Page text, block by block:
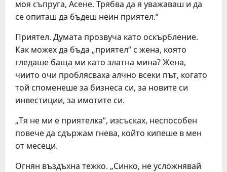
моя съпруга, Асене. Трябва да я уважаваш и да
се опиташ да бъдеш неин приятел.“
Приятел. Думата прозвуча като оскърбление.
Как можех да бъда „приятел“ с жена, която
гледаше баща ми като златна мина? Жена,
чиито очи проблясваха алчно всеки път, когато
той споменеше за бизнеса си, за новите си
инвестиции, за имотите си.
„Тя не ми е приятелка“, изсъсках, неспособен
повече да сдържам гнева, който кипеше в мен
от месеци.
Огнян въздъхна тежко. „Синко, не усложнявай